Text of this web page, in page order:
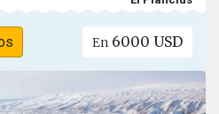
En 6000 USD